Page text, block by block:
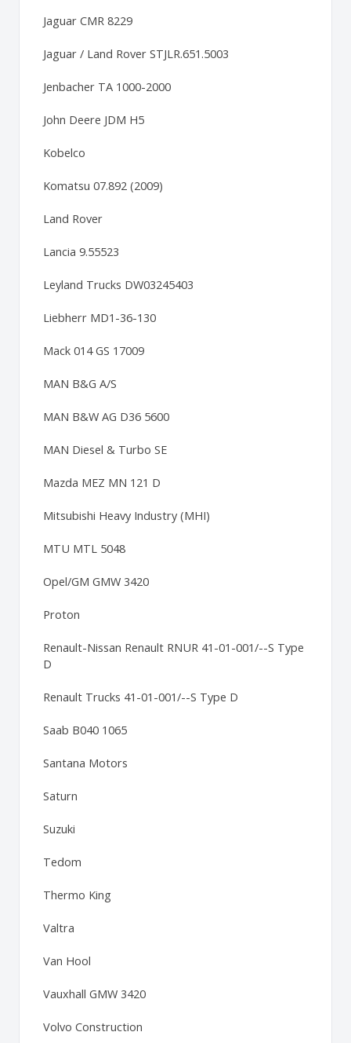
Jaguar CMR 8229
Jaguar / Land Rover STJLR.651.5003
Jenbacher TA 1000-2000
John Deere JDM H5
Kobelco
Komatsu 07.892 (2009)
Land Rover
Lancia 9.55523
Leyland Trucks DW03245403
Liebherr MD1-36-130
Mack 014 GS 17009
MAN B&G A/S
MAN B&W AG D36 5600
MAN Diesel & Turbo SE
Mazda MEZ MN 121 D
Mitsubishi Heavy Industry (MHI)
MTU MTL 5048
Opel/GM GMW 3420
Proton
Renault-Nissan Renault RNUR 41-01-001/--S Type
D
Renault Trucks 41-01-001/--S Type D
Saab B040 1065
Santana Motors
Saturn
Suzuki
Tedom
Thermo King
Valtra
Van Hool
Vauxhall GMW 3420
Volvo Construction